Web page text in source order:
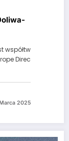
współtw
Direc
2025